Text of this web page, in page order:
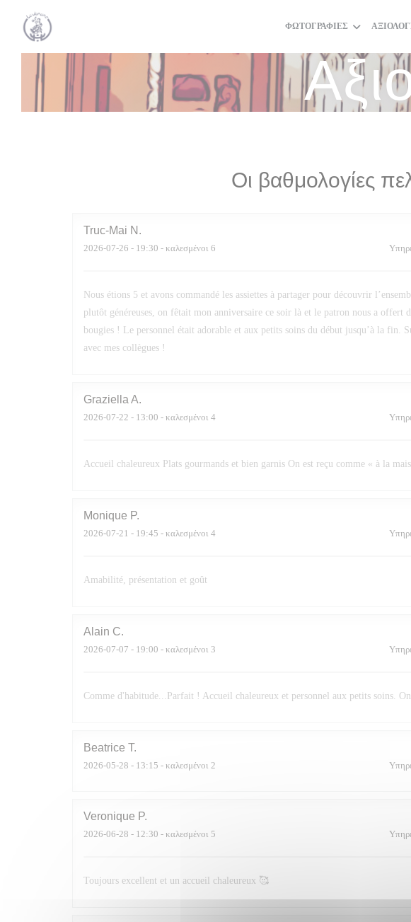
Πίνακας διαχείρισης "Μπισκότων" (Cookies)
ΦΩΤΟΓΡΑΦΊΕΣ
Οι βαθμολογίες
Truc-Mai N
2026-07-26 - 19:30 - καλεσμένοι 6
Nous étions 5 et avons commandé les assiettes à partager pour découvrir
plutôt généreuses, on fêtait mon anniversaire ce soir là et le patron nous a offert
bougies ! Le personnel était adorable et aux petits soins du début jusqu’à la fin.
avec mes collègues !
Graziella A
2026-07-22 - 13:00 - καλεσμένοι 4
Accueil chaleureux Plats gourmands et bien garnis On est reçu comme « à la
Monique P
2026-07-21 - 19:45 - καλεσμένοι 4
Amabilité, présentation et goût
Alain C
2026-07-07 - 19:00 - καλεσμένοι 3
Comme d'habitude...Parfait ! Accueil chaleureux et personnel aux petits soins. On
Beatrice T
2026-05-28 - 13:15 - καλεσμένοι 2
Veronique P
2026-06-28 - 12:30 - καλεσμένοι 5
Toujours excellent et un accueil chaleureux 🥰